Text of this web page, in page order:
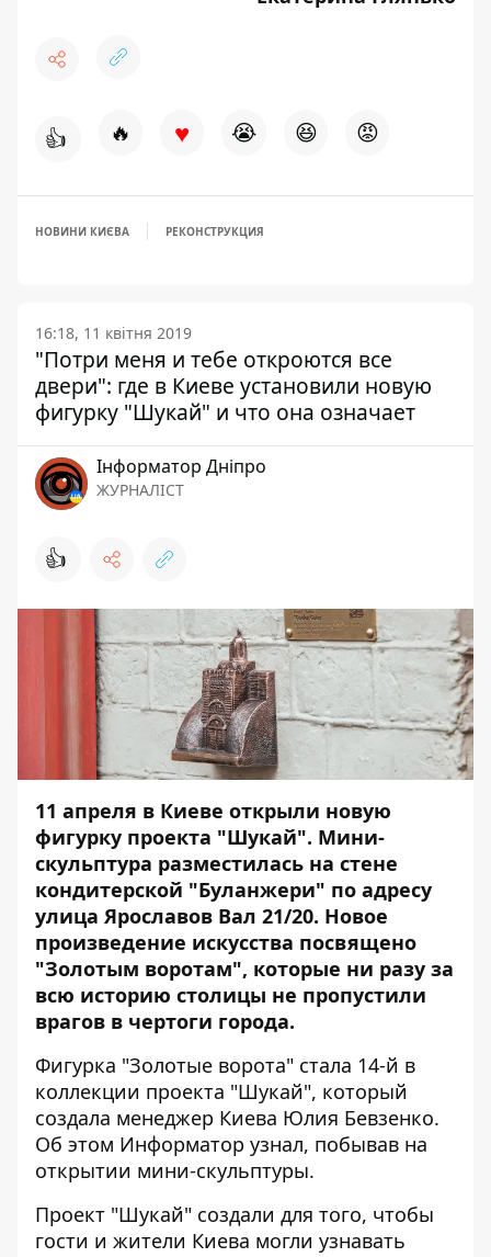
👍 🔥 ♥ 😭 😆 😡
НОВИНИ КИЄВА РЕКОНСТРУКЦИЯ
16:18, 11 квітня 2019
"Потри меня и тебе откроются все
двери": где в Киеве установили новую
фигурку "Шукай" и что она означает
Інформатор Дніпро
ЖУРНАЛІСТ
👍
11 апреля в Киеве открыли новую
фигурку проекта "Шукай". Мини-
скульптура разместилась на стене
кондитерской "Буланжери" по адресу
улица Ярославов Вал 21/20. Новое
произведение искусства посвящено
"Золотым воротам", которые ни разу за
всю историю столицы не пропустили
врагов в чертоги города.
Фигурка "Золотые ворота" стала 14-й в
коллекции проекта "Шукай", который
создала менеджер Киева Юлия Бевзенко.
Об этом Информатор узнал, побывав на
открытии мини-скульптуры.
Проект "Шукай" создали для того, чтобы
гости и жители Киева могли узнавать